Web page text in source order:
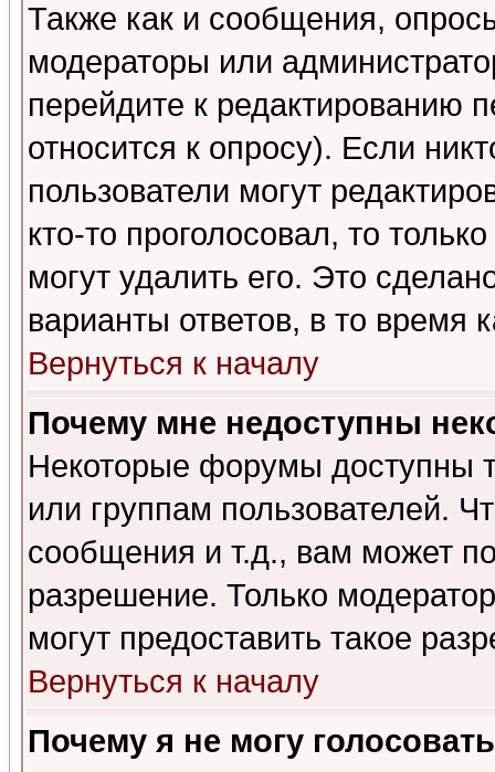
Также как и сообщения,
модераторы или
перейдите к редактированию
относится к опросу). Если
пользователи могут
кто-то проголосовал, то
могут удалить его. Это
варианты ответов, в то время
Вернуться к началу
Почему мне недоступны
Некоторые форумы доступны
или группам пользователей.
сообщения и т.д., вам может
разрешение. Только
могут предоставить такое
Вернуться к началу
Почему я не могу